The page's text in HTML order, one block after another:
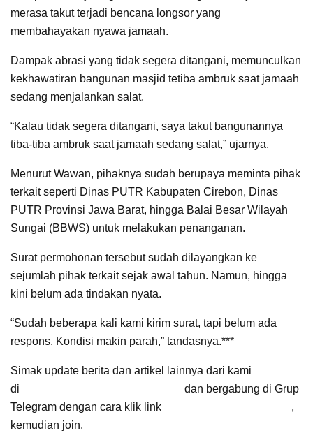
merasa takut terjadi bencana longsor yang
membahayakan nyawa jamaah.
Dampak abrasi yang tidak segera ditangani, memunculkan
kekhawatiran bangunan masjid tetiba ambruk saat jamaah
sedang menjalankan salat.
“Kalau tidak segera ditangani, saya takut bangunannya
tiba-tiba ambruk saat jamaah sedang salat,” ujarnya.
Menurut Wawan, pihaknya sudah berupaya meminta pihak
terkait seperti Dinas PUTR Kabupaten Cirebon, Dinas
PUTR Provinsi Jawa Barat, hingga Balai Besar Wilayah
Sungai (BBWS) untuk melakukan penanganan.
Surat permohonan tersebut sudah dilayangkan ke
sejumlah pihak terkait sejak awal tahun. Namun, hingga
kini belum ada tindakan nyata.
“Sudah beberapa kali kami kirim surat, tapi belum ada
respons. Kondisi makin parah,” tandasnya.***
Simak update berita dan artikel lainnya dari kami
di
dan bergabung di Grup
Telegram dengan cara klik link
,
kemudian join.